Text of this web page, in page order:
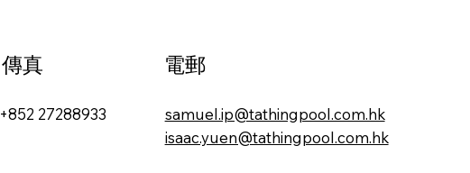
傳真
+852 27288933
電郵
samuel.ip@tathingpool.com.hk
isaac.yuen@tathingpool.com.hk